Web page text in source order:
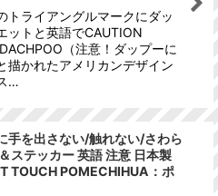
トライアングルマークにダッ
ットと英語でCAUTION
（注意！ダップーに
描かれたアメリカンデザイン
…
手を出さない/触れない/さわら
ステッカー 英語 注意 日本製
TOUCH POMECHIHUA：ポ